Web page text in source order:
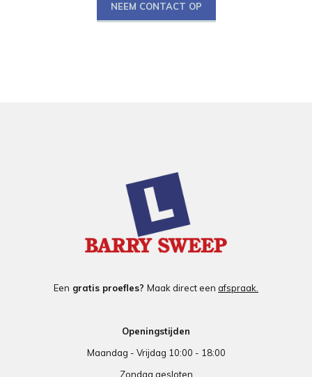
NEEM CONTACT OP
Een gratis proefles? Maak direct een afspraak.
Openingstijden
Maandag - Vrijdag 10:00 - 18:00
Zondag gesloten